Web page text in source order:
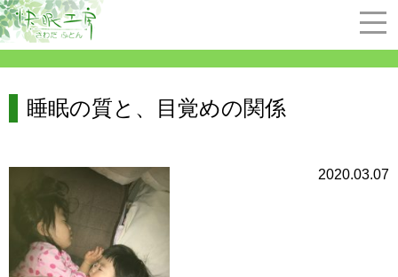
睡眠の質と、目覚めの関係
2020.03.07